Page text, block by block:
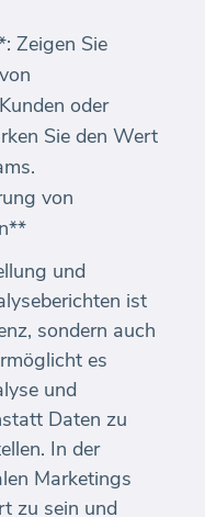
Zeigen Sie
oder
Sie den Wert
von
und
ist
sondern auch
es
und
Daten zu
In der
Marketings
zu sein und